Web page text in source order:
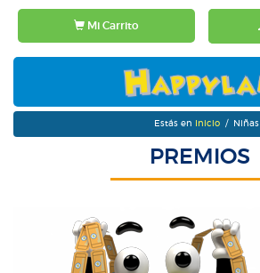
Mi Carrito
Estás en Inicio/ Niñas
PREMIOS